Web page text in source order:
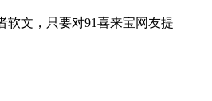
软文，只要对91喜来宝网友提